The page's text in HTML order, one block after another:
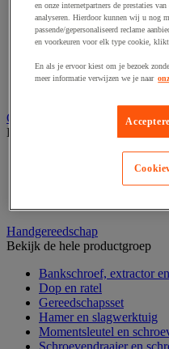
Accessoires voor
Batterij, oplader en kabel
Elektrische kabel
Elektrische uitrusting
Verlengsnoer,
Gereedschap opbergen
Bekijk de hele productgroep
Gereedschapskist en
Gereedschapskoffer en
Handgereedschap
Bekijk de hele productgroep
Bankschroef, extractor
Dop en ratel
Gereedschapsset
Hamer en slagwerktuig
Momentsleutel en
Schroevendraaier en
en onze internetpartners de prestaties
analyseren. Hierdoor kunnen wij u nog
passende/gepersonaliseerd reclame
en voorkeuren voor elk type cookie,
En als je ervoor kiest om je bezoek
meer informatie verwijzen we je naar